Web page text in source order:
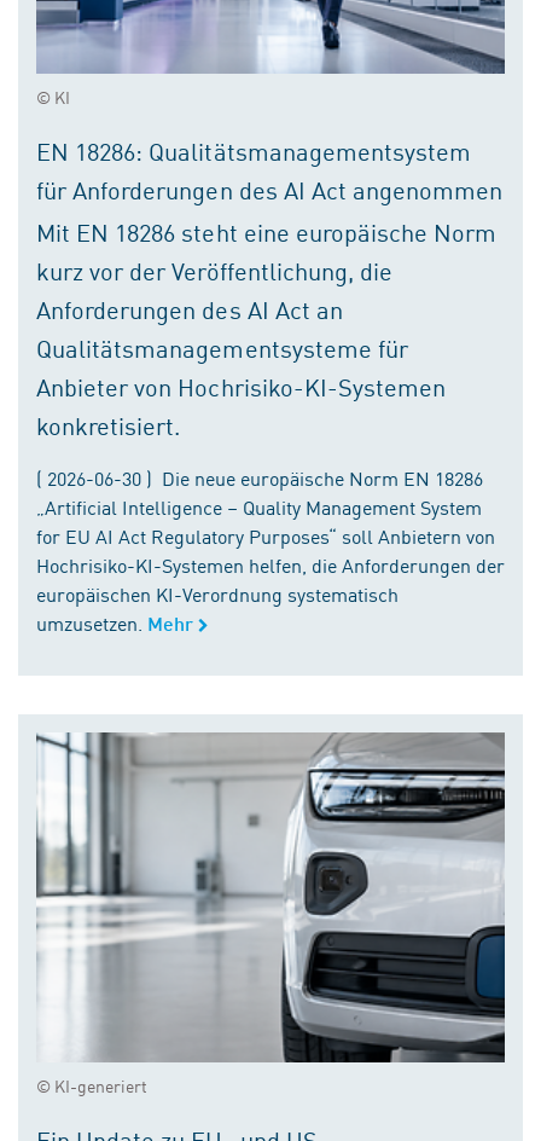
© KI
EN 18286: Qualitätsmanagementsystem
für Anforderungen des AI Act angenommen
Mit EN 18286 steht eine europäische Norm
kurz vor der Veröffentlichung, die
Anforderungen des AI Act an
Qualitätsmanagementsysteme für
Anbieter von Hochrisiko-KI-Systemen
konkretisiert.
( 2026-06-30 ) Die neue europäische Norm EN 18286
„Artificial Intelligence – Quality Management System
for EU AI Act Regulatory Purposes“ soll Anbietern von
Hochrisiko-KI-Systemen helfen, die Anforderungen der
europäischen KI-Verordnung systematisch
umzusetzen. Mehr
© KI-generiert